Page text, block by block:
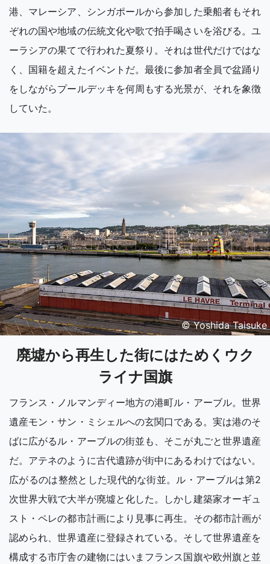
港、マレーシア、シンガポールから参加した乗船者もそれ
ぞれの国や地域の伝統文化や歌で拍手喝さいを浴びる。ユ
ーラシアの果てで行われた夏祭り。それは世代だけではな
く、国籍を超えたイベントだ。最後に参加者全員で盆踊り
をしながらプールデッキを何周もする光景が、それを象徴
していた。
© Yoshida Taisuke
廃墟から再生した街にはためくウク
ライナ国旗
フランス・ノルマンディー地方の港町ル・アーブル。世界
遺産モン・サン・ミシェルへの玄関口である。実は港のそ
ばに広がるル・アーブルの街並も、そこが丸ごと世界遺産
だ。アテネのように古代遺跡が街中にあるわけではない。
広がるのは整然とした現代的な街並。ル・アーブルは第2
次世界大戦で大半が廃墟と化した。しかし建築家オーギュ
スト・ペレの都市計画により見事に再生。その都市計画が
認められ、世界遺産に登録されている。そして世界遺産を
構成する市庁舎の建物にはいまフランス国旗や欧州旗と並